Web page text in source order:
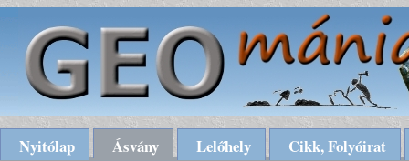
Nyitólap Ásvány Lelőhely
Cikk, Folyóirat